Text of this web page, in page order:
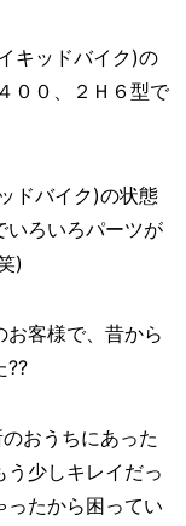
キッドバイク)の
００、２Ｈ６型で
ドバイク)の状態
いろいろパーツが
)
客様で、昔から
??
おうちにあった
少しキレイだっ
ったから困ってい